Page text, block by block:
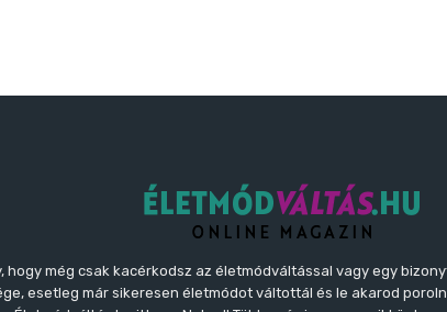
hogy még csak kacérkodsz az életmódváltással vagy egy
esetleg már sikeresen életmódot váltottál és le akarod